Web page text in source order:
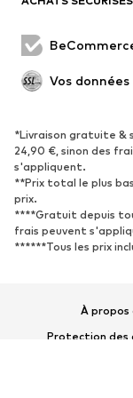
Nouveautés
Boots et bottes
Chaussures ouvertes
SPORT
Vêtements de sport
Chaussures de sport
Vos
*Livraison gratuite &
24,90 €, sinon des
s'appliquent.
**Prix total le plus
prix.
****Gratuit depuis
frais peuvent
******Tous les prix
À propos
Protection des